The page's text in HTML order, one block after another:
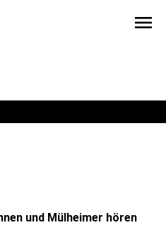
menu
und Mülheimer hören